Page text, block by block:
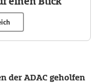
der ADAC geholfen